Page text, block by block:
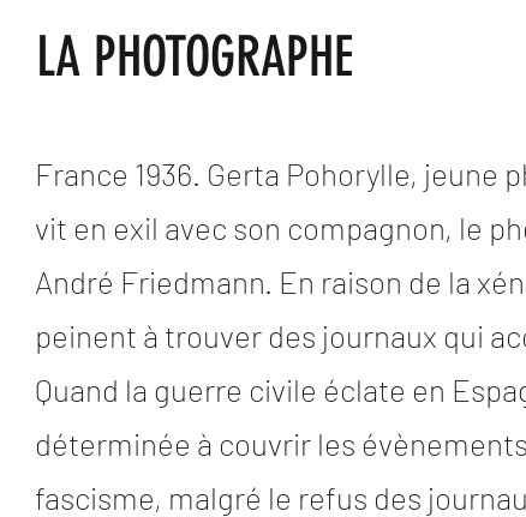
LA PHOTOGRAPHE
France 1936. Gerta Pohorylle, jeune
vit en exil avec son compagnon, le
André Friedmann. En raison de la
peinent à trouver des journaux qui
Quand la guerre civile éclate en
déterminée à couvrir les
fascisme, malgré le refus des